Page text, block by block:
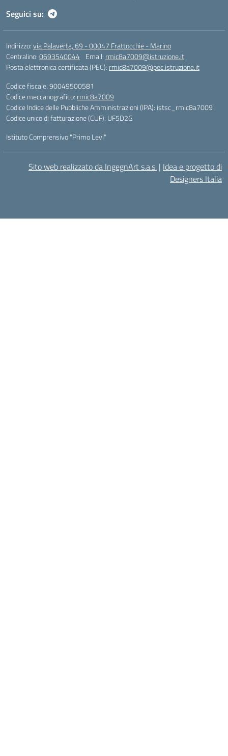
Seguici su:
Indirizzo:via Palaverta, 69 - 00047 Frattocchie - Marino
Centralino:0693540044 Email: rmic8a7009@istruzione.it
Posta elettronica certificata (PEC): rmic8a7009@pec.istruzione.it
Codice fiscale: 90049500581
Codice meccanografico: rmic8a7009
Codice Indice delle Pubbliche Amministrazioni (IPA): istsc_rmic8a7009
Codice unico di fatturazione (CUF): UF5D2G
Istituto Comprensivo "Primo Levi"
Sito web realizzato da IngegnArt s.a.s. | Idea e progetto di
Designers Italia